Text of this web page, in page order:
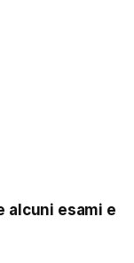
alcuni esami e